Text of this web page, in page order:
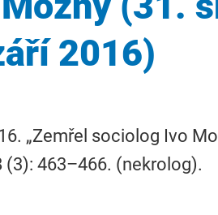
2016)
„Zemřel sociolog Ivo
(3): 463–466. (nekrolog).